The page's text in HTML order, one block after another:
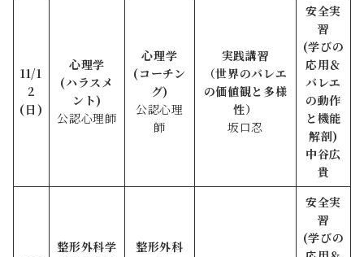
11/1
2
(日)
心理学
(ハラスメ
ント)
公認心理師
心理学
(コーチン
グ)
公認心理
師
実践講習
（世界のバレエ
の価値観と多様
性）
坂口忍
安全実
習
(学びの
応用＆
バレエ
の動作
と機能
解剖)
中谷広
貴
整形外科学
整形外科
安全実
習
(学びの